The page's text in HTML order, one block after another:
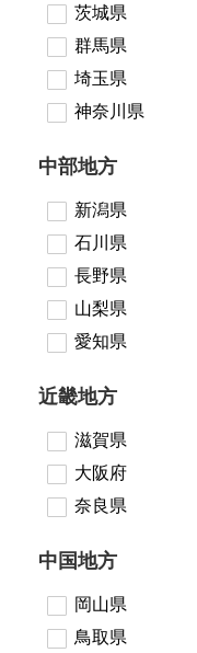
茨城県
群馬県
埼玉県
神奈川県
中部地方
新潟県
石川県
長野県
山梨県
愛知県
近畿地方
滋賀県
大阪府
奈良県
中国地方
岡山県
鳥取県